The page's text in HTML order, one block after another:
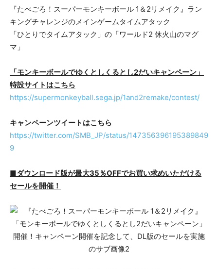
『たべごろ！スーパーモンキーボール 1＆2リメイク』ラン
キングチャレンジのメインゲームタイムアタック
「ひとりでタイムアタック」の「ワールド2 休火山のマグ
マ」
「モンキーボールでゆくとしくるとし2だいキャンペーン」
特設サイトはこちら
https://supermonkeyball.sega.jp/1and2remake/contest/
キャンペーンツイートはこちら
https://twitter.com/SMB_JP/status/147356396195389849
9
■ダウンロード版が最大35％OFFでお買い求めいただける
セールを開催！